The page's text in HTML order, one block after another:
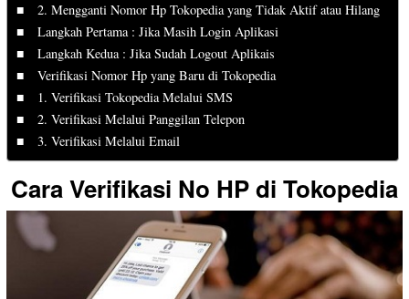
2. Mengganti Nomor Hp Tokopedia yang Tidak Aktif atau Hilang
Langkah Pertama : Jika Masih Login Aplikasi
Langkah Kedua : Jika Sudah Logout Aplikais
Verifikasi Nomor Hp yang Baru di Tokopedia
1. Verifikasi Tokopedia Melalui SMS
2. Verifikasi Melalui Panggilan Telepon
3. Verifikasi Melalui Email
Cara Verifikasi No HP di Tokopedia